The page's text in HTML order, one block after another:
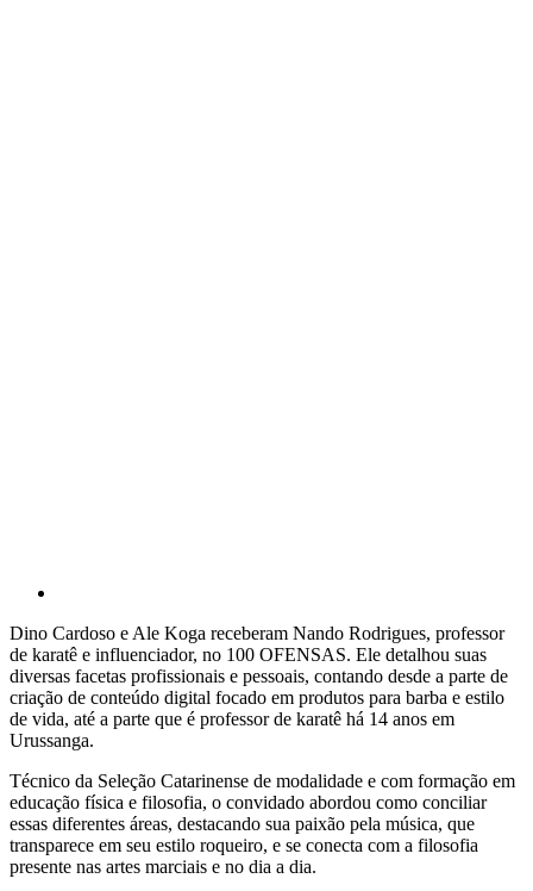
Dino Cardoso e Ale Koga receberam Nando Rodrigues, professor
de karatê e influenciador, no 100 OFENSAS. Ele detalhou suas
diversas facetas profissionais e pessoais, contando desde a parte de
criação de conteúdo digital focado em produtos para barba e estilo
de vida, até a parte que é professor de karatê há 14 anos em
Urussanga.
Técnico da Seleção Catarinense de modalidade e com formação em
educação física e filosofia, o convidado abordou como conciliar
essas diferentes áreas, destacando sua paixão pela música, que
transparece em seu estilo roqueiro, e se conecta com a filosofia
presente nas artes marciais e no dia a dia.